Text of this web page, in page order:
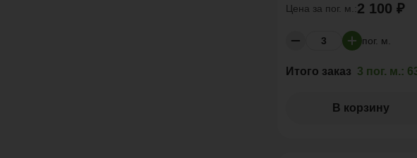
Цена за пог. м.:2 100 ₽
пог. м.
Итого заказ 3 пог. м.:
В корзину